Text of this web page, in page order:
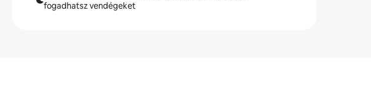
fogadhatsz vendégeket